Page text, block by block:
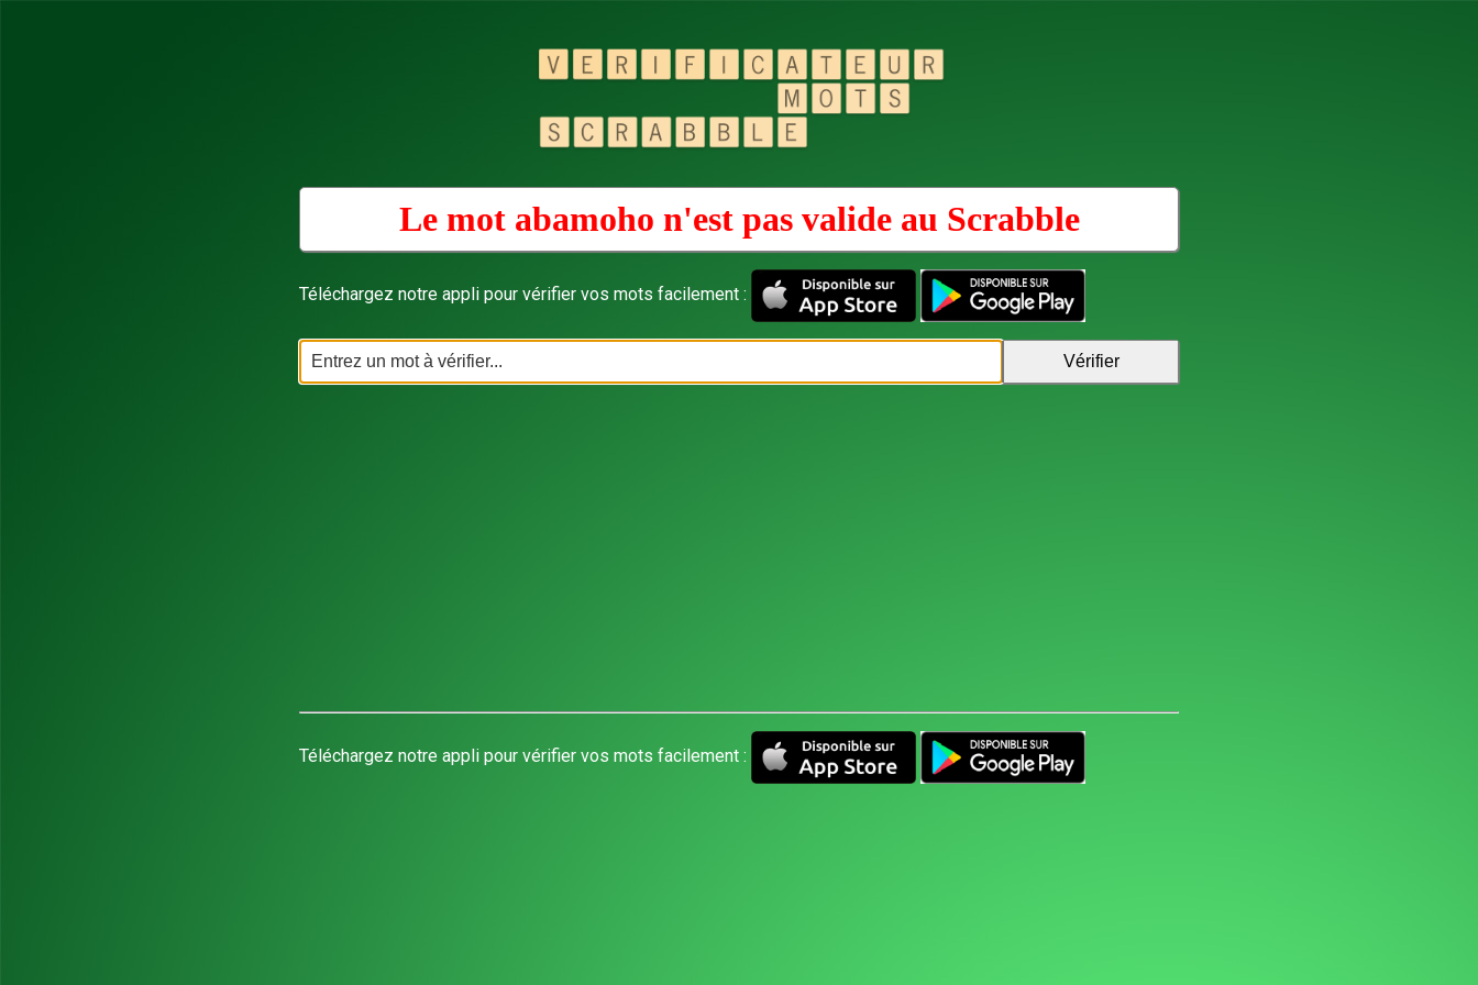
Le mot abamoho n'est pas valide au Scrabble
Téléchargez notre appli pour vérifier vos mots facilement :
Téléchargez notre appli pour vérifier vos mots facilement :